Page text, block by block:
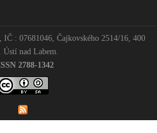
IČ : 07681046, Čajkovského 2514/16, 400
Ústí nad Labem.
2788-1342